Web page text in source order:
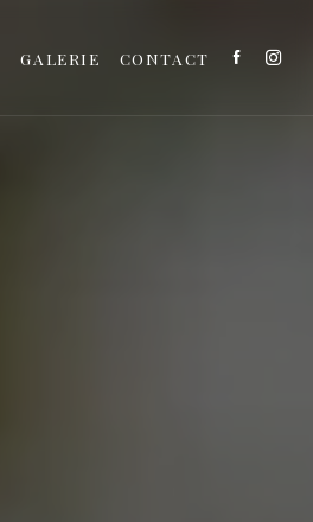
GALERIE CONTACT